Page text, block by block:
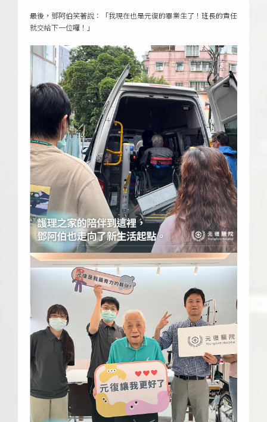
最後，鄧阿伯笑著說：「我現在也是元復的畢業生了！班長的責任
就交給下一位囉！」